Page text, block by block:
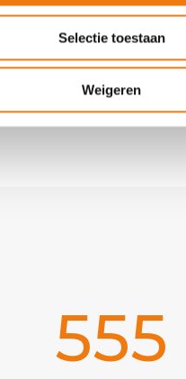
Selectie toestaan
Weigeren
aan te pakken.
en
of wil je gewoon
Neem dan zeker
met ons op.
641